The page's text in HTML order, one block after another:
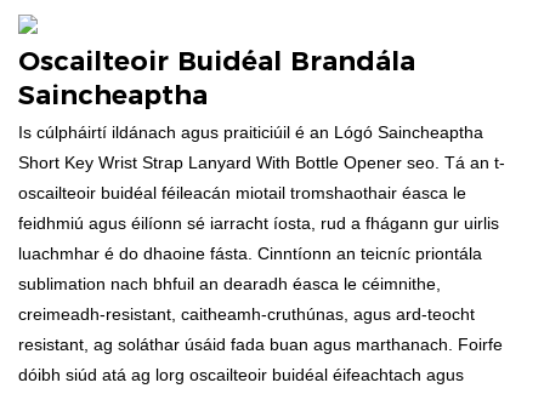
Oscailteoir Buidéal Brandála
Saincheaptha
Is cúlpháirtí ildánach agus praiticiúil é an Lógó Saincheaptha
Short Key Wrist Strap Lanyard With Bottle Opener seo. Tá an t-
oscailteoir buidéal féileacán miotail tromshaothair éasca le
feidhmiú agus éilíonn sé iarracht íosta, rud a fhágann gur uirlis
luachmhar é do dhaoine fásta. Cinntíonn an teicníc priontála
sublimation nach bhfuil an dearadh éasca le céimnithe,
creimeadh-resistant, caitheamh-cruthúnas, agus ard-teocht
resistant, ag soláthar úsáid fada buan agus marthanach. Foirfe
dóibh siúd atá ag lorg oscailteoir buidéal éifeachtach agus